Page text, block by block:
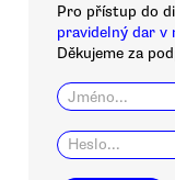
Pro přístup do
pravidelný dar v
Děkujeme za